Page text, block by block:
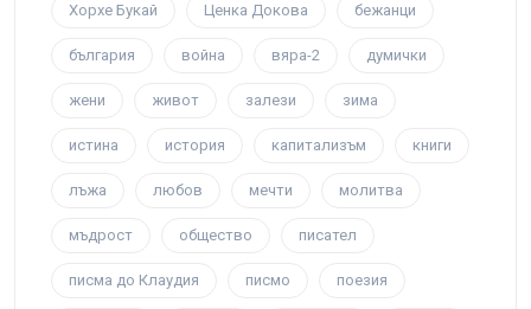
Хорхе Букай Ценка Докова бежанци
българия война вяра-2 думички
жени живот залези зима
истина история капитализъм книги
лъжа любов мечти молитва
мъдрост общество писател
писма до Клаудия писмо поезия